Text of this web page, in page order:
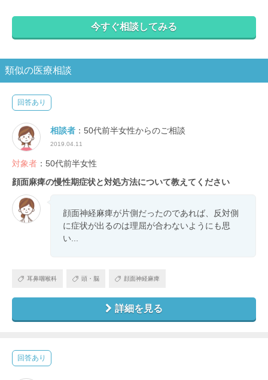
今すぐ相談してみる
類似の医療相談
回答あり
相談者 ：50代前半女性からのご相談
2019.04.11
対象者 ：50代前半女性
顔面麻痺の慢性期症状と対処方法について教えてください
顔面神経麻痺が片側だったのであれば、反対側
に症状が出るのは理屈が合わないようにも思
い...
耳鼻咽喉科 頭・脳 顔面神経麻痺
詳細を見る
回答あり